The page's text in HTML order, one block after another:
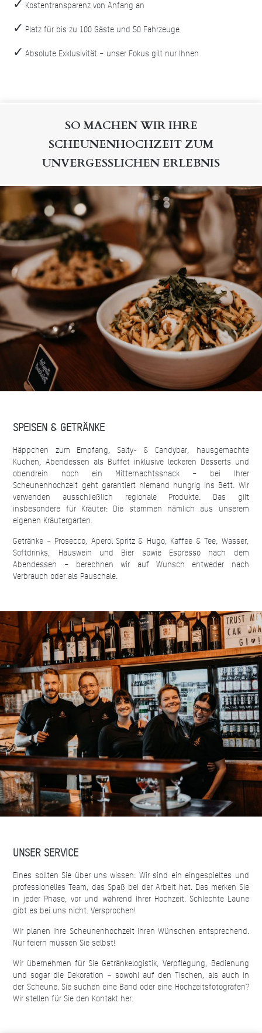
Kostentransparenz von Anfang an
Platz für bis zu 100 Gäste und 50 Fahrzeuge
Absolute Exklusivität – unser Fokus gilt nur Ihnen
SO MACHEN WIR IHRE
SCHEUNENHOCHZEIT ZUM
UNVERGESSLICHEN ERLEBNIS
SPEISEN & GETRÄNKE
Häppchen zum Empfang, Salty- & Candybar, hausgemachte
Kuchen, Abendessen als Buffet inklusive leckeren Desserts und
obendrein noch ein Mitternachtssnack – bei Ihrer
Scheunenhochzeit geht garantiert niemand hungrig ins Bett. Wir
verwenden ausschließlich regionale Produkte. Das gilt
insbesondere für Kräuter: Die stammen nämlich aus unserem
eigenen Kräutergarten.
Getränke – Prosecco, Aperol Spritz & Hugo, Kaffee & Tee, Wasser,
Softdrinks, Hauswein und Bier sowie Espresso nach dem
Abendessen – berechnen wir auf Wunsch entweder nach
Verbrauch oder als Pauschale.
UNSER SERVICE
Eines sollten Sie über uns wissen: Wir sind ein eingespieltes und
professionelles Team, das Spaß bei der Arbeit hat. Das merken Sie
in jeder Phase, vor und während Ihrer Hochzeit. Schlechte Laune
gibt es bei uns nicht. Versprochen!
Wir planen Ihre Scheunenhochzeit Ihren Wünschen entsprechend.
Nur feiern müssen Sie selbst!
Wir übernehmen für Sie Getränkelogistik, Verpflegung, Bedienung
und sogar die Dekoration – sowohl auf den Tischen, als auch in
der Scheune. Sie suchen eine Band oder eine Hochzeitsfotografen?
Wir stellen für Sie den Kontakt her.